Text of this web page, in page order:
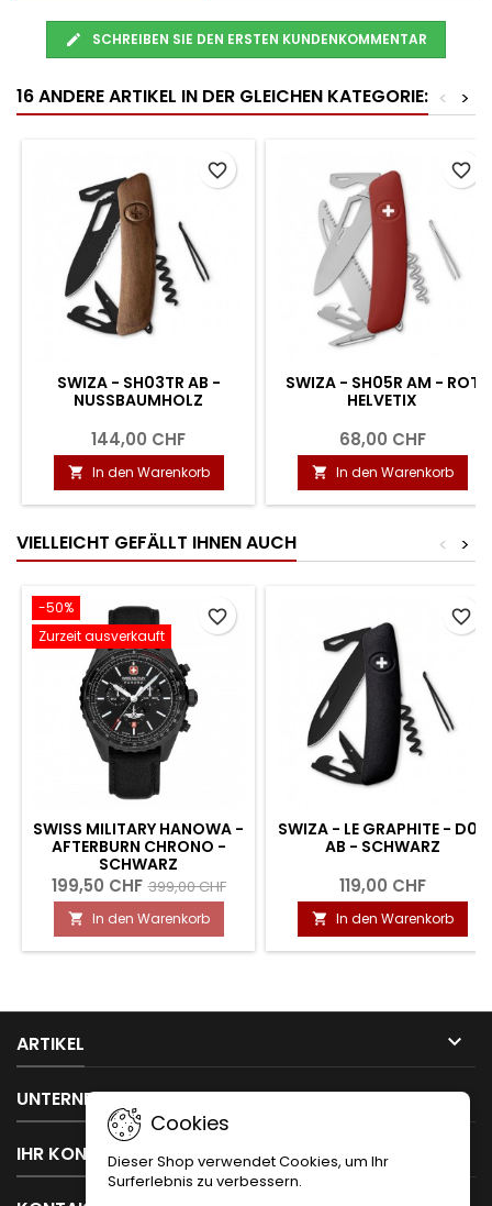
SCHREIBEN SIE DEN ERSTEN KUNDENKOMMENTAR
16 ANDERE ARTIKEL IN DER GLEICHEN KATEGORIE: >
<
SWIZA - SH03TR AB -
NUSSBAUMHOLZ
144,00 CHF
 In den Warenkorb
favorite_border
SWIZA - SH05R AM - ROT
HELVETIX
68,00 CHF
 In den Warenkorb
favorite_border
VIELLEICHT GEFÄLLT IHNEN AUCH >
<
-50%
Zurzeit ausverkauft
SWISS MILITARY HANOWA -
AFTERBURN CHRONO -
SCHWARZ
199,50 CHF 399,00 CHF
 In den Warenkorb
favorite_border
SWIZA - LE GRAPHITE - D03
AB - SCHWARZ
119,00 CHF
 In den Warenkorb
favorite_border
ARTIKEL 
UNTERNEHMEN 
IHR KONTO
Cookies
Dieser Shop verwendet Cookies, um Ihr
Surferlebnis zu verbessern.